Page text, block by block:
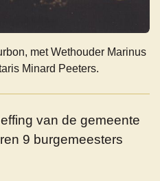
met Wethouder Marinus
Minard Peeters.
van de gemeente
9 burgemeesters